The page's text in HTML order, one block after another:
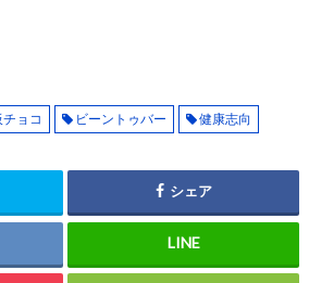
チョコ ビーントゥバー 健康志向
シェア